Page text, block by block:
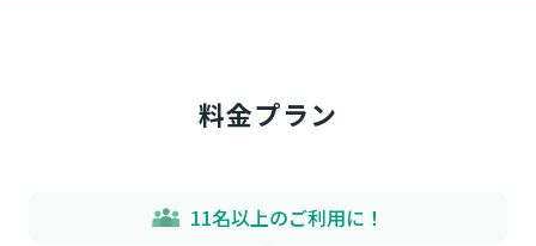
料金プラン
11名以上のご利用に！